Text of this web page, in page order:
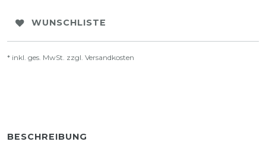
WUNSCHLISTE
* inkl. ges. MwSt. zzgl. Versandkosten
BESCHREIBUNG